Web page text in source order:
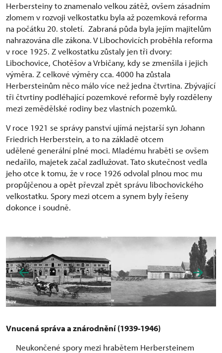
Herbersteiny to znamenalo velkou zátěž, ovšem zásadním
zlomem v rozvoji velkostatku byla až pozemková reforma
na počátku 20. století. Zabraná půda byla jejím majitelům
nahrazována dle zákona. V Libochovicích proběhla reforma
v roce 1925. Z velkostatku zůstaly jen tři dvory:
Libochovice, Chotěšov a Vrbičany, kdy se zmenšila i jejich
výměra. Z celkové výměry cca. 4000 ha zůstala
Herbersteinům něco málo více než jedna čtvrtina. Zbývající
tři čtvrtiny podléhající pozemkové reformě byly rozděleny
mezi zemědělské rodiny bez vlastních pozemků.
V roce 1921 se správy panství ujímá nejstarší syn Johann
Friedrich Herberstein, a to na základě otcem
udělené generální plné moci. Mladému hraběti se ovšem
nedařilo, majetek začal zadlužovat. Tato skutečnost vedla
jeho otce k tomu, že v roce 1926 odvolal plnou moc mu
propůjčenou a opět převzal zpět správu libochovického
velkostatku. Spory mezi otcem a synem byly řešeny
dokonce i soudně.
Vnucená správa a znárodnění (1939-1946)
Neukončené spory mezi hrabětem Herbersteinem